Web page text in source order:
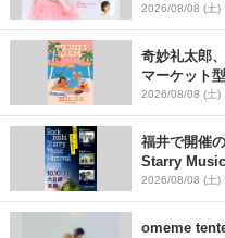
2026/08/08 (土)
奇妙礼太郎
マーケット
早割チケット
2026/08/08 (土)
福井で開催
Starry
SCOOBIE
2026/08/08 (土)
omeme